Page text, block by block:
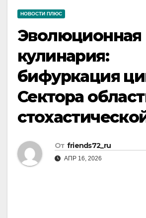
НОВОСТИ ПЛЮС
Эволюционная
кулинария:
бифуркация
Сектора
От friends72_ru
АПР 16, 2026